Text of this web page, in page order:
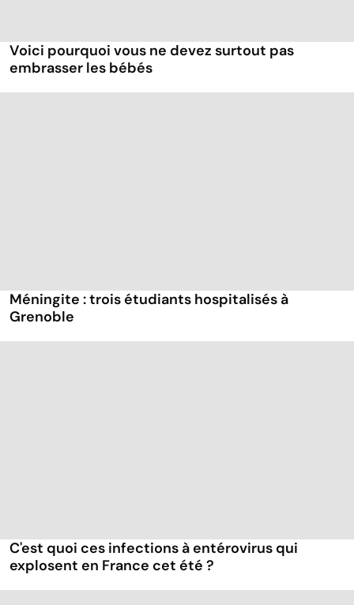
Voici pourquoi vous ne devez surtout pas
embrasser les bébés
Méningite : trois étudiants hospitalisés à
Grenoble
C'est quoi ces infections à entérovirus qui
explosent en France cet été ?